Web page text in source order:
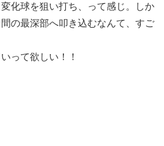
化球を狙い打ち、って感じ。しか
の最深部へ叩き込むなんて、すご
って欲しい！！